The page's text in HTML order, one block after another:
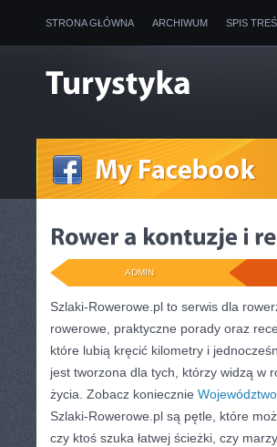
STRONA GŁÓWNA ARCHIWUM SPIS
ADMIN
Szlaki-Rowerowe.pl to serwis dla
rowerowe, praktyczne porady oraz
które lubią kręcić kilometry i
jest tworzona dla tych, którzy widzą w
życia. Zobacz koniecznie
Szlaki-Rowerowe.pl są pętle, które
czy ktoś szuka łatwej ścieżki, czy